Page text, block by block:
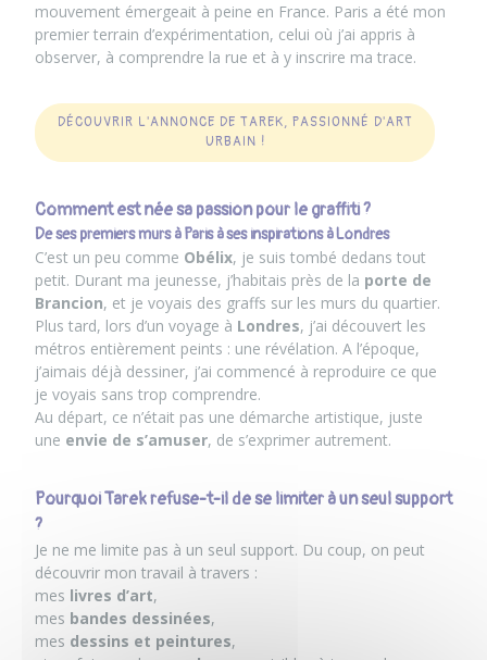
mouvement émergeait à peine en France. Paris a été mon
premier terrain d’expérimentation, celui où j’ai appris à
observer, à comprendre la rue et à y inscrire ma trace.
DÉCOUVRIR L'ANNONCE DE TAREK, PASSIONNÉ D'ART
URBAIN !
Comment est née sa passion pour le graffiti ?
De ses premiers murs à Paris à ses inspirations à Londres
C’est un peu comme Obélix, je suis tombé dedans tout
petit. Durant ma jeunesse, j’habitais près de la porte de
Brancion, et je voyais des graffs sur les murs du quartier.
Plus tard, lors d’un voyage à Londres, j’ai découvert les
métros entièrement peints : une révélation. A l’époque,
j’aimais déjà dessiner, j’ai commencé à reproduire ce que
je voyais sans trop comprendre.
Au départ, ce n’était pas une démarche artistique, juste
une envie de s’amuser, de s’exprimer autrement.
Pourquoi Tarek refuse-t-il de se limiter à un seul support
?
Je ne me limite pas à un seul support. Du coup, on peut
découvrir mon travail à travers :
mes livres d’art,
mes bandes dessinées,
mes dessins et peintures,